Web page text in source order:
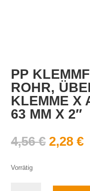
PP
ROHR,
KLEMME X
63 MM X 2″
4,56€
Preis
2,28€
Vorrätig